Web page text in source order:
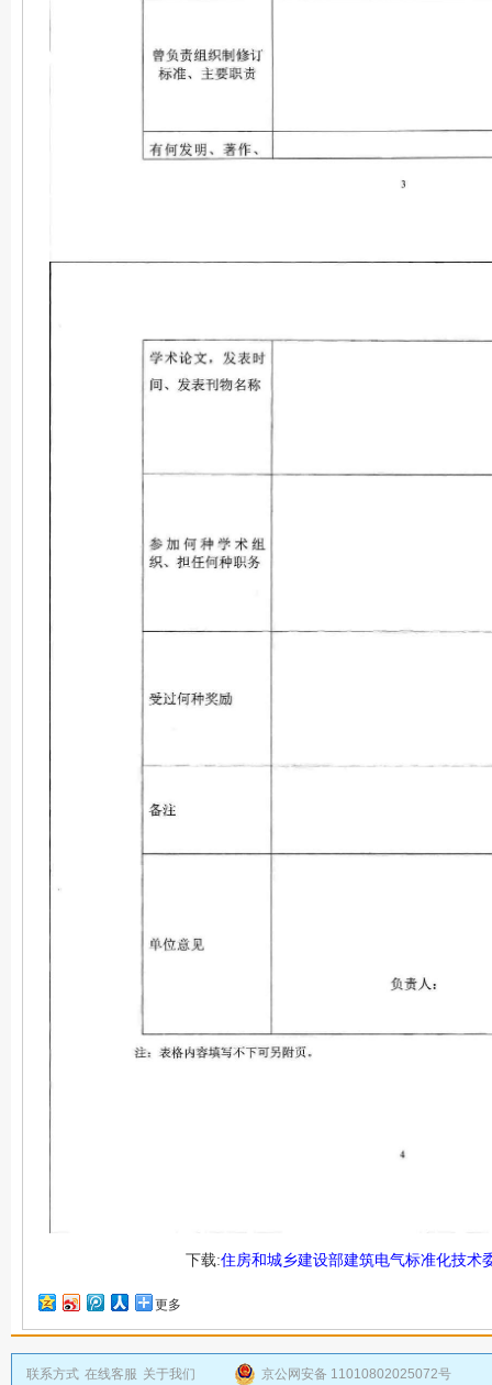
下载:住房和城乡建设部建筑电气标准化技术
更多
联系方式 在线客服 关于我们
京公网安备 11010802025072号